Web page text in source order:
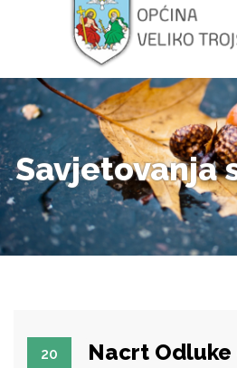
Savjetovanja
20
Nacrt